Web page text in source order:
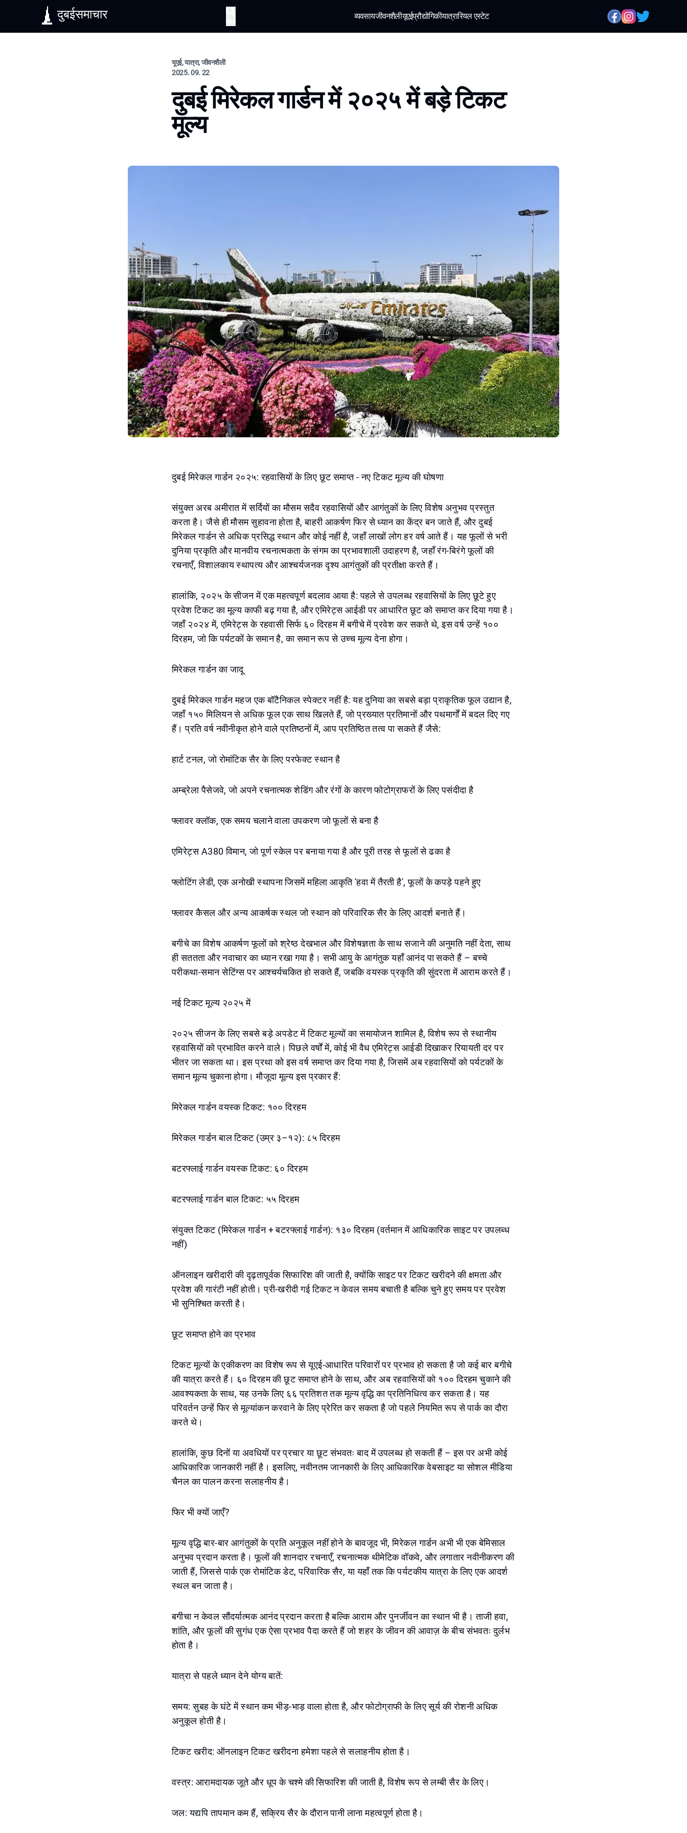
दुबईसमाचार व्यवसायजीवनशैलीयूएईप्रौद्योगिकीयात्रारियल एस्टेट
यूएई, यात्रा, जीवनशैली
2025. 09. 22
दुबई मिरेकल गार्डन में २०२५ में बड़े टिकट
मूल्य
दुबई मिरेकल गार्डन २०२५: रहवासियों के लिए छूट समाप्त - नए टिकट मूल्य की घोषणा
संयुक्त अरब अमीरात में सर्दियों का मौसम सदैव रहवासियों और आगंतुकों के लिए विशेष अनुभव प्रस्तुत
करता है। जैसे ही मौसम सुहावना होता है, बाहरी आकर्षण फिर से ध्यान का केंद्र बन जाते हैं, और दुबई
मिरेकल गार्डन से अधिक प्रसिद्ध स्थान और कोई नहीं है, जहाँ लाखों लोग हर वर्ष आते हैं। यह फूलों से भरी
दुनिया प्रकृति और मानवीय रचनात्मकता के संगम का प्रभावशाली उदाहरण है, जहाँ रंग-बिरंगे फूलों की
रचनाएँ, विशालकाय स्थापत्य और आश्चर्यजनक दृश्य आगंतुकों की प्रतीक्षा करते हैं।
हालांकि, २०२५ के सीजन में एक महत्वपूर्ण बदलाव आया है: पहले से उपलब्ध रहवासियों के लिए छूटे हुए
प्रवेश टिकट का मूल्य काफी बढ़ गया है, और एमिरेट्स आईडी पर आधारित छूट को समाप्त कर दिया गया है।
जहाँ २०२४ में, एमिरेट्स के रहवासी सिर्फ ६० दिरहम में बगीचे में प्रवेश कर सकते थे, इस वर्ष उन्हें १००
दिरहम, जो कि पर्यटकों के समान है, का समान रूप से उच्च मूल्य देना होगा।
मिरेकल गार्डन का जादू
दुबई मिरेकल गार्डन महज एक बॉटैनिकल स्पेक्टर नहीं है: यह दुनिया का सबसे बड़ा प्राकृतिक फूल उद्यान है,
जहाँ १५० मिलियन से अधिक फूल एक साथ खिलते हैं, जो प्रख्यात प्रतिमानों और पथमार्गों में बदल दिए गए
हैं। प्रति वर्ष नवीनीकृत होने वाले प्रतिष्ठनों में, आप प्रतिष्ठित तत्व पा सकते हैं जैसे:
हार्ट टनल, जो रोमांटिक सैर के लिए परफेक्ट स्थान है
अम्ब्रेला पैसेजवे, जो अपने रचनात्मक शेडिंग और रंगों के कारण फोटोग्राफरों के लिए पसंदीदा है
फ्लावर क्लॉक, एक समय चलाने वाला उपकरण जो फूलों से बना है
एमिरेट्स A380 विमान, जो पूर्ण स्केल पर बनाया गया है और पूरी तरह से फूलों से ढका है
फ्लोटिंग लेडी, एक अनोखी स्थापना जिसमें महिला आकृति 'हवा में तैरती है', फूलों के कपड़े पहने हुए
फ्लावर कैसल और अन्य आकर्षक स्थल जो स्थान को परिवारिक सैर के लिए आदर्श बनाते हैं।
बगीचे का विशेष आकर्षण फूलों को श्रेष्ठ देखभाल और विशेषज्ञता के साथ सजाने की अनुमति नहीं देता, साथ
ही सततता और नवाचार का ध्यान रखा गया है। सभी आयु के आगंतुक यहाँ आनंद पा सकते हैं – बच्चे
परीकथा-समान सेटिंग्स पर आश्चर्यचकित हो सकते हैं, जबकि वयस्क प्रकृति की सुंदरता में आराम करते हैं।
नई टिकट मूल्य २०२५ में
२०२५ सीजन के लिए सबसे बड़े अपडेट में टिकट मूल्यों का समायोजन शामिल है, विशेष रूप से स्थानीय
रहवासियों को प्रभावित करने वाले। पिछले वर्षों में, कोई भी वैध एमिरेट्स आईडी दिखाकर रियायती दर पर
भीतर जा सकता था। इस प्रथा को इस वर्ष समाप्त कर दिया गया है, जिसमें अब रहवासियों को पर्यटकों के
समान मूल्य चुकाना होगा। मौजूदा मूल्य इस प्रकार हैं:
मिरेकल गार्डन वयस्क टिकट: १०० दिरहम
मिरेकल गार्डन बाल टिकट (उम्र ३–१२): ८५ दिरहम
बटरफ्लाई गार्डन वयस्क टिकट: ६० दिरहम
बटरफ्लाई गार्डन बाल टिकट: ५५ दिरहम
संयुक्त टिकट (मिरेकल गार्डन + बटरफ्लाई गार्डन): १३० दिरहम (वर्तमान में आधिकारिक साइट पर उपलब्ध
नहीं)
ऑनलाइन खरीदारी की दृढ़तापूर्वक सिफारिश की जाती है, क्योंकि साइट पर टिकट खरीदने की क्षमता और
प्रवेश की गारंटी नहीं होती। प्री-खरीदी गई टिकट न केवल समय बचाती है बल्कि चुने हुए समय पर प्रवेश
भी सुनिश्चित करती है।
छूट समाप्त होने का प्रभाव
टिकट मूल्यों के एकीकरण का विशेष रूप से यूएई-आधारित परिवारों पर प्रभाव हो सकता है जो कई बार बगीचे
की यात्रा करते हैं। ६० दिरहम की छूट समाप्त होने के साथ, और अब रहवासियों को १०० दिरहम चुकाने की
आवश्यकता के साथ, यह उनके लिए ६६ प्रतिशत तक मूल्य वृद्धि का प्रतिनिधित्व कर सकता है। यह
परिवर्तन उन्हें फिर से मूल्यांकन करवाने के लिए प्रेरित कर सकता है जो पहले नियमित रूप से पार्क का दौरा
करते थे।
हालांकि, कुछ दिनों या अवधियों पर प्रचार या छूट संभवतः बाद में उपलब्ध हो सकती हैं – इस पर अभी कोई
आधिकारिक जानकारी नहीं है। इसलिए, नवीनतम जानकारी के लिए आधिकारिक वेबसाइट या सोशल मीडिया
चैनल का पालन करना सलाहनीय है।
फिर भी क्यों जाएँ?
मूल्य वृद्धि बार-बार आगंतुकों के प्रति अनुकूल नहीं होने के बावजूद भी, मिरेकल गार्डन अभी भी एक बेमिसाल
अनुभव प्रदान करता है। फूलों की शानदार रचनाएँ, रचनात्मक थीमेटिक वॉकवे, और लगातार नवीनीकरण की
जाती हैं, जिससे पार्क एक रोमांटिक डेट, परिवारिक सैर, या यहाँ तक कि पर्यटकीय यात्रा के लिए एक आदर्श
स्थल बन जाता है।
बगीचा न केवल सौंदर्यात्मक आनंद प्रदान करता है बल्कि आराम और पुनर्जीवन का स्थान भी है। ताजी हवा,
शांति, और फूलों की सुगंध एक ऐसा प्रभाव पैदा करते हैं जो शहर के जीवन की आवाज़ के बीच संभवतः दुर्लभ
होता है।
यात्रा से पहले ध्यान देने योग्य बातें:
समय: सुबह के घंटे में स्थान कम भीड़-भाड़ वाला होता है, और फोटोग्राफी के लिए सूर्य की रोशनी अधिक
अनुकूल होती है।
टिकट खरीद: ऑनलाइन टिकट खरीदना हमेशा पहले से सलाहनीय होता है।
वस्त्र: आरामदायक जूते और धूप के चश्मे की सिफारिश की जाती है, विशेष रूप से लम्बी सैर के लिए।
जल: यद्यपि तापमान कम हैं, सक्रिय सैर के दौरान पानी लाना महत्वपूर्ण होता है।